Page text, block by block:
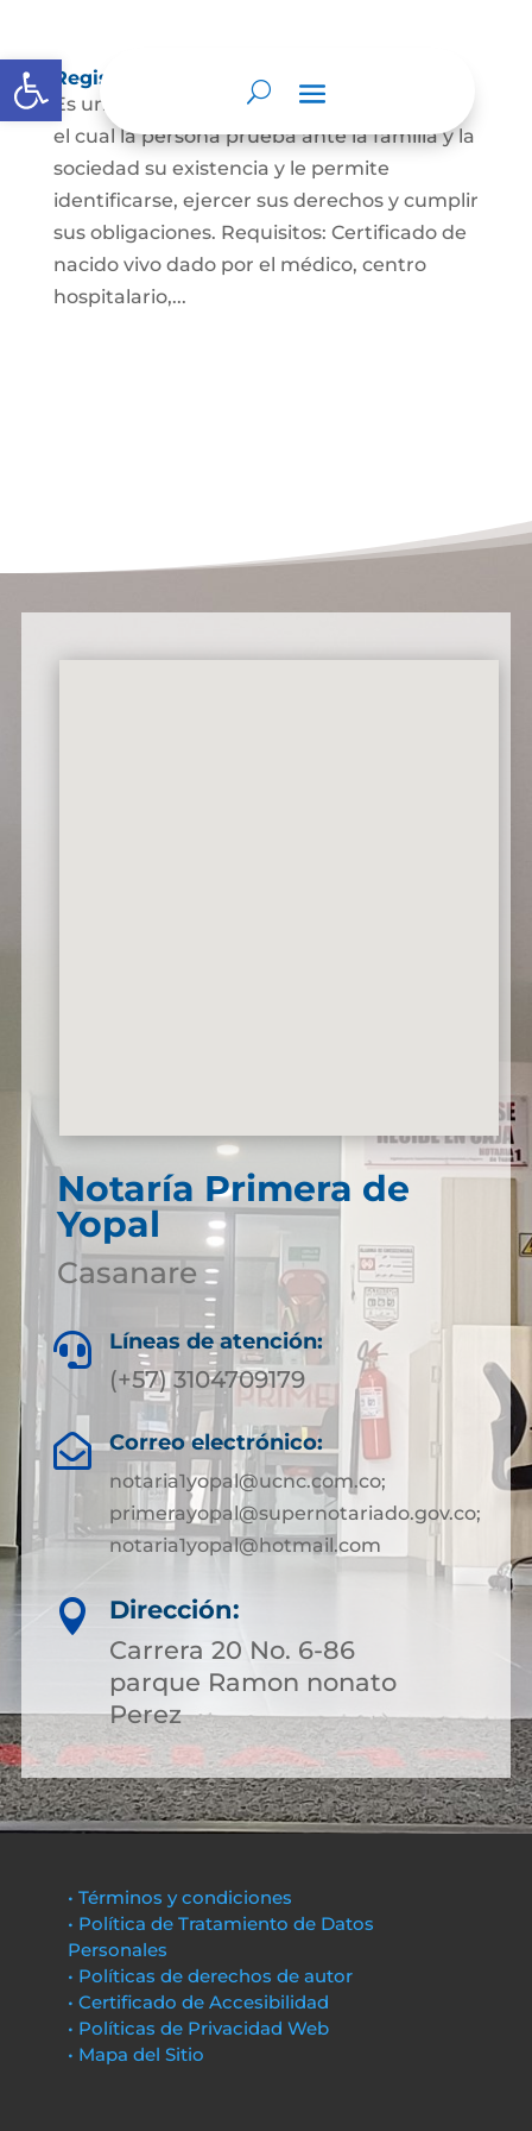
Abrir barra de herramientas
Registro Civil de Nacimiento
Es un documento indispensable mediante
el cual la persona prueba ante la familia y la
sociedad su existencia y le permite
identificarse, ejercer sus derechos y cumplir
sus obligaciones. Requisitos: Certificado de
nacido vivo dado por el médico, centro
hospitalario,...
Notaría Primera de
Yopal
Casanare
 Líneas de atención:
(+57) 3104709179
 Correo electrónico:
notaria1yopal@ucnc.com.co;
primerayopal@supernotariado.gov.co;
notaria1yopal@hotmail.com

Dirección:
Carrera 20 No. 6-86
parque Ramon nonato
Perez
• Términos y condiciones
• Política de Tratamiento de Datos
Personales
• Políticas de derechos de autor
• Certificado de Accesibilidad
• Políticas de Privacidad Web
• Mapa del Sitio